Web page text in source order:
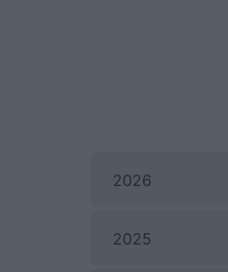
2026
2025